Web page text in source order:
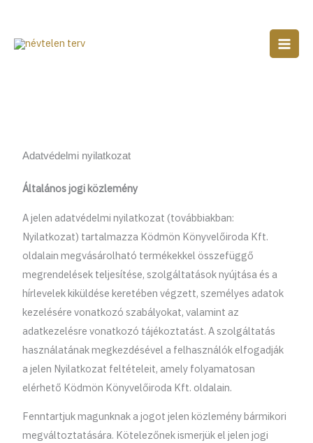
content
Adatvédelmi nyilatkozat
Általános jogi közlemény
A jelen adatvédelmi nyilatkozat (továbbiakban:
Nyilatkozat) tartalmazza Ködmön Könyvelőiroda Kft.
oldalain megvásárolható termékekkel összefüggő
megrendelések teljesítése, szolgáltatások nyújtása és a
hírlevelek kiküldése keretében végzett, személyes adatok
kezelésére vonatkozó szabályokat, valamint az
adatkezelésre vonatkozó tájékoztatást. A szolgáltatás
használatának megkezdésével a felhasználók elfogadják
a jelen Nyilatkozat feltételeit, amely folyamatosan
elérhető Ködmön Könyvelőiroda Kft. oldalain.
Fenntartjuk magunknak a jogot jelen közlemény bármikori
megváltoztatására. Kötelezőnek ismerjük el jelen jogi